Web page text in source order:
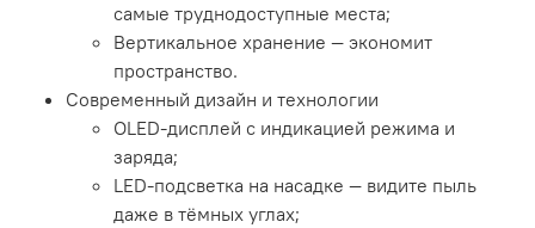
самые труднодоступные места;
Вертикальное хранение — экономит
пространство.
Современный дизайн и технологии
OLED‑дисплей с индикацией режима и
заряда;
LED‑подсветка на насадке — видите пыль
даже в тёмных углах;